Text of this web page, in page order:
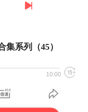
系列（45）
10:00